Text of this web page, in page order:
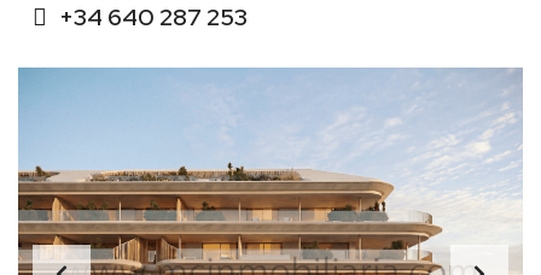
+34 640 287 253